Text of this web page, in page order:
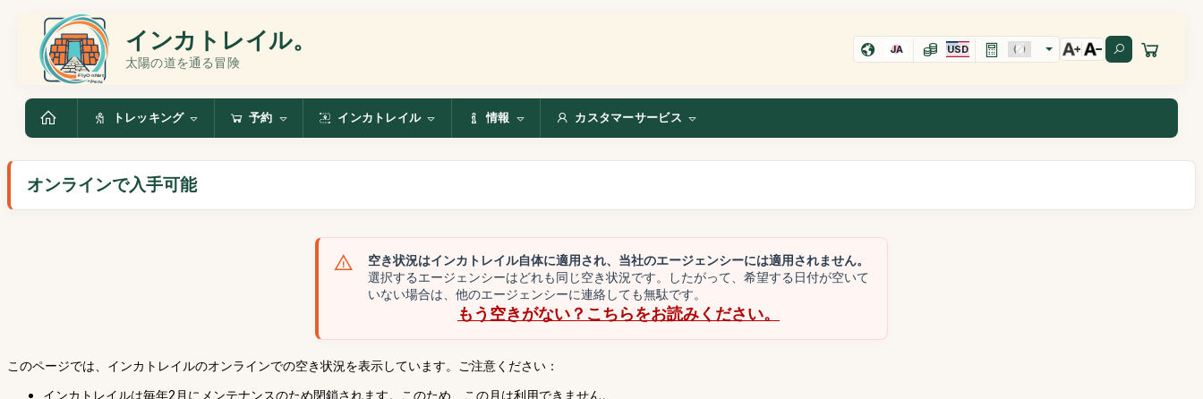
インカトレイル。
太陽の道を通る冒険
JA USD
トレッキング 予約 インカトレイル 情報 カスタマーサービス
オンラインで入手可能
空き状況はインカトレイル自体に適用され、当社のエージェンシーには適用されません。
選択するエージェンシーはどれも同じ空き状況です。したがって、希望する日付が空いて
いない場合は、他のエージェンシーに連絡しても無駄です。
もう空きがない？こちらをお読みください。
このページでは、インカトレイルのオンラインでの空き状況を表示しています。ご注意ください：
インカトレイルは毎年2月にメンテナンスのため閉鎖されます。このため、この月は利用できません。